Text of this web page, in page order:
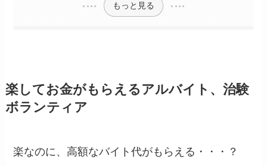
もっと見る
楽してお金がもらえるアルバイト、治験
ボランティア
楽なのに、高額なバイト代がもらえる・・・？